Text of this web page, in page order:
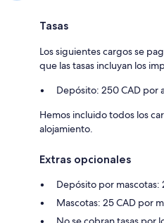
Tasas
Los siguientes cargos se
que las tasas incluyan los
Depósito: 250 CAD por
Hemos incluido todos los
alojamiento.
Extras opcionales
Depósito por mascotas:
Mascotas: 25 CAD por